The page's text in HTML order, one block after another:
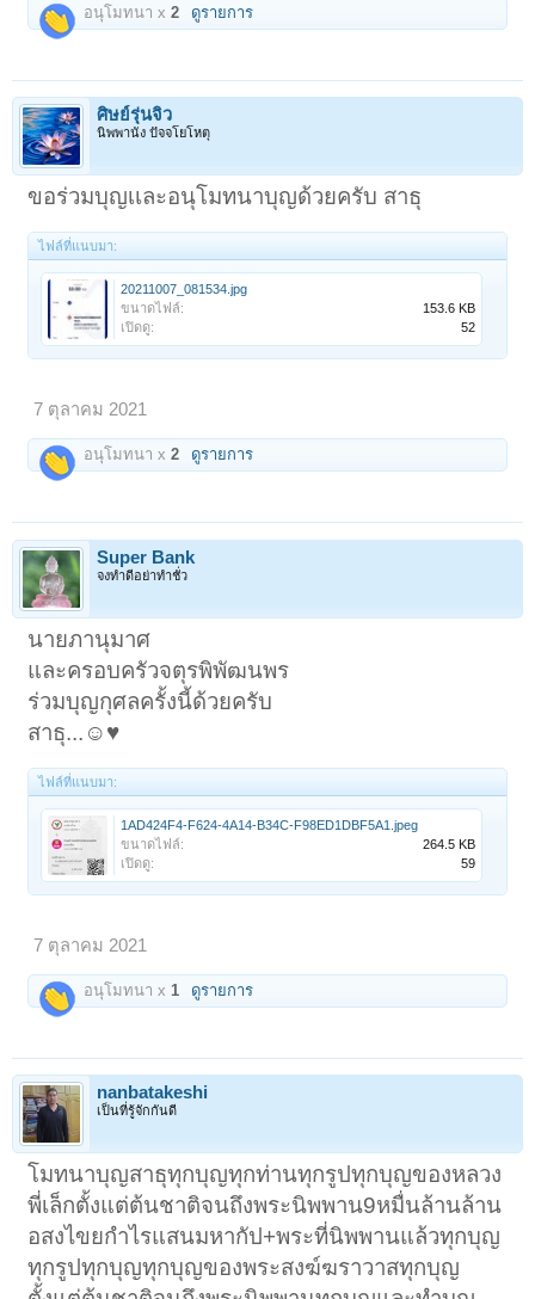
อนุโมทนา x2 ดูรายการ
ศิษย์รุ่นจิ๋ว
นิพพานัง ปัจจโยโหตุ
ขอร่วมบุญเเละอนุโมทนาบุญด้วยครับ สาธุ
ไฟล์ที่แนบมา:
20211007_081534.jpg
ขนาดไฟล์:
153.6 KB
เปิดดู:
52
7 ตุลาคม 2021
อนุโมทนา x2 ดูรายการ
Super Bank
จงทำดีอย่าทำชั่ว
นายภานุมาศ
และครอบครัวจตุรพิพัฒนพร
ร่วมบุญกุศลครั้งนี้ด้วยครับ
สาธุ...☺️♥️
ไฟล์ที่แนบมา:
1AD424F4-F624-4A14-B34C-F98ED1DBF5A1.jpeg
ขนาดไฟล์:
264.5 KB
เปิดดู:
59
7 ตุลาคม 2021
อนุโมทนา x 1 ดูรายการ
nanbatakeshi
เป็นที่รู้จักกันดี
โมทนาบุญสาธุทุกบุญทุกท่านทุกรูปทุกบุญของหลวง
พี่เล็กตั้งแต่ต้นชาติจนถึงพระนิพพาน9หมื่นล้านล้าน
อสงไขยกำไรแสนมหากัป+พระที่นิพพานแล้วทุกบุญ
ทุกรูปทุกบุญทุกบุญของพระสงฆ์ฆราวาสทุกบุญ